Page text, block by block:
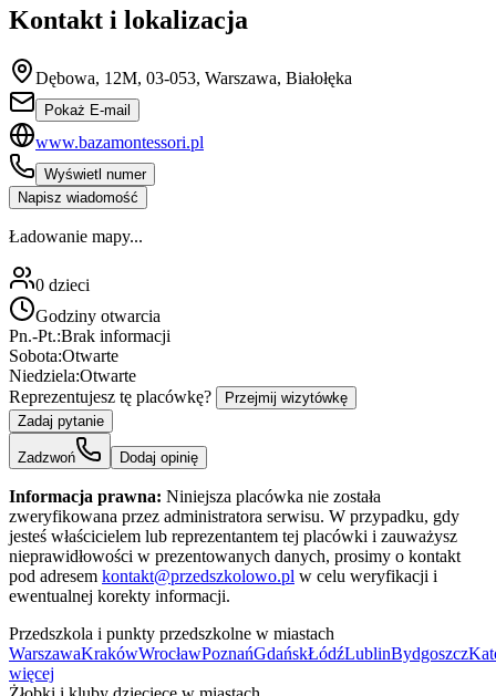
Kontakt i lokalizacja
Dębowa, 12M, 03-053, Warszawa, Białołęka
Pokaż E-mail
www.bazamontessori.pl
Wyświetl numer
Napisz wiadomość
Ładowanie mapy...
0 dzieci
Godziny otwarcia
Pn.-Pt.:Brak informacji
Sobota:Otwarte
Niedziela:Otwarte
Reprezentujesz tę placówkę?
Przejmij wizytówkę
Zadaj pytanie
Zadzwoń Dodaj opinię
Informacja prawna: Niniejsza placówka nie została
zweryfikowana przez administratora serwisu. W przypadku, gdy
jesteś właścicielem lub reprezentantem tej placówki i zauważysz
nieprawidłowości w prezentowanych danych, prosimy o kontakt
pod adresem kontakt@przedszkolowo.pl w celu weryfikacji i
ewentualnej korekty informacji.
Przedszkola i punkty przedszkolne w miastach
WarszawaKrakówWrocławPoznańGdańskŁódźLublinBydgoszcz
więcej